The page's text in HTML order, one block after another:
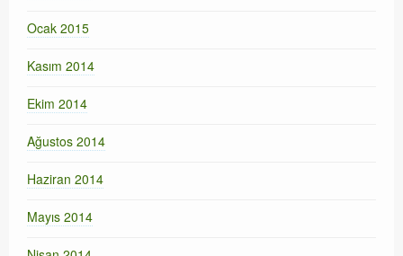
Ocak 2015
Kasım 2014
Ekim 2014
Ağustos 2014
Haziran 2014
Mayıs 2014